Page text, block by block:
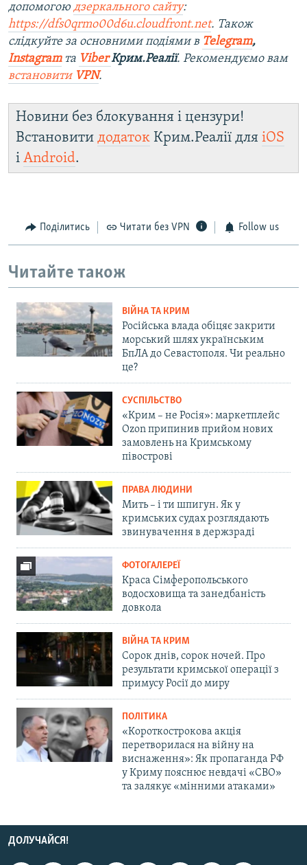
допомогою дзеркального сайту:
https://dfs0qrmo00d6u.cloudfront.net. Також
слідкуйте за основними подіями в Telegram,
Instagramта ViberКрим.Реалії. Рекомендуємо вам
встановити VPN.
Новини без блокування і цензури!
Встановити додаток Крим.Реалії для iOS
і Android.
Поділитись Читати без VPN Follow us
Читайте також
ВІЙНА ТА КРИМ
Російська влада обіцяє закрити
морський шлях українським
БпЛА до Севастополя. Чи реально
це?
СУСПІЛЬСТВО
«Крим – не Росія»: маркетплейс
Ozon припинив прийом нових
замовлень на Кримському
півострові
ПРАВА ЛЮДИНИ
Мить – і ти шпигун. Як у
кримських судах розглядають
звинувачення в держзраді
ФОТОГАЛЕРЕЇ
Краса Сімферопольського
водосховища та занедбаність
довкола
ВІЙНА ТА КРИМ
Сорок днів, сорок ночей. Про
результати кримської операції з
примусу Росії до миру
ПОЛІТИКА
«Короткострокова акція
перетворилася на війну на
виснаження»: Як пропаганда РФ
у Криму пояснює невдачі «СВО»
та залякує «мінними атаками»
ДОЛУЧАЙСЯ!